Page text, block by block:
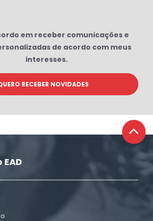
em receber comunicações e
de acordo com meus
interesses.